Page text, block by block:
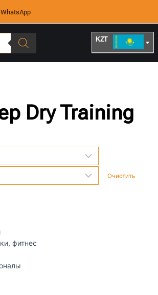
WhatsApp
KZT
Dry Training
Очистить
фитнес